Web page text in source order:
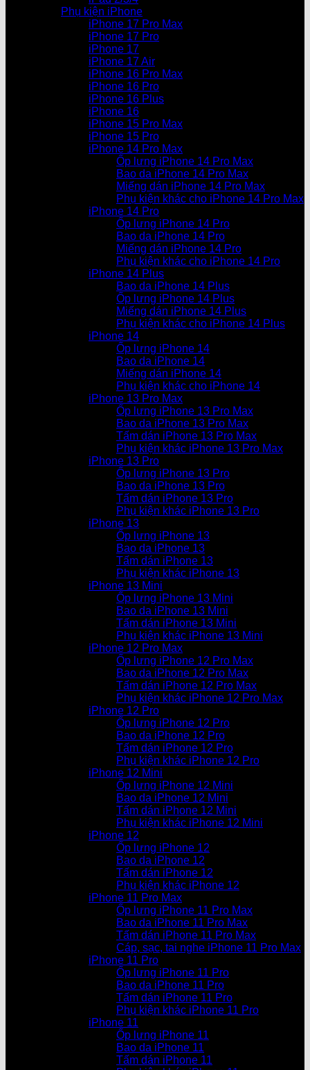
Phụ kiện iPhone
iPhone 17 Pro Max
iPhone 17 Pro
iPhone 17
iPhone 17 Air
iPhone 16 Pro Max
iPhone 16 Pro
iPhone 16 Plus
iPhone 16
iPhone 15 Pro Max
iPhone 15 Pro
iPhone 14 Pro Max
Ốp lưng iPhone 14 Pro Max
Bao da iPhone 14 Pro Max
Miếng dán iPhone 14 Pro Max
Phụ kiện khác cho iPhone 14 Pro Max
iPhone 14 Pro
Ốp lưng iPhone 14 Pro
Bao da iPhone 14 Pro
Miếng dán iPhone 14 Pro
Phụ kiện khác cho iPhone 14 Pro
iPhone 14 Plus
Bao da iPhone 14 Plus
Ốp lưng iPhone 14 Plus
Miếng dán iPhone 14 Plus
Phụ kiện khác cho iPhone 14 Plus
iPhone 14
Ốp lưng iPhone 14
Bao da iPhone 14
Miếng dán iPhone 14
Phụ kiện khác cho iPhone 14
iPhone 13 Pro Max
Ốp lưng iPhone 13 Pro Max
Bao da iPhone 13 Pro Max
Tấm dán iPhone 13 Pro Max
Phụ kiện khác iPhone 13 Pro Max
iPhone 13 Pro
Ốp lưng iPhone 13 Pro
Bao da iPhone 13 Pro
Tấm dán iPhone 13 Pro
Phụ kiện khác iPhone 13 Pro
iPhone 13
Ốp lưng iPhone 13
Bao da iPhone 13
Tấm dán iPhone 13
Phụ kiện khác iPhone 13
iPhone 13 Mini
Ốp lưng iPhone 13 Mini
Bao da iPhone 13 Mini
Tấm dán iPhone 13 Mini
Phụ kiện khác iPhone 13 Mini
iPhone 12 Pro Max
Ốp lưng iPhone 12 Pro Max
Bao da iPhone 12 Pro Max
Tấm dán iPhone 12 Pro Max
Phụ kiện khác iPhone 12 Pro Max
iPhone 12 Pro
Ốp lưng iPhone 12 Pro
Bao da iPhone 12 Pro
Tấm dán iPhone 12 Pro
Phụ kiện khác iPhone 12 Pro
iPhone 12 Mini
Ốp lưng iPhone 12 Mini
Bao da iPhone 12 Mini
Tấm dán iPhone 12 Mini
Phụ kiện khác iPhone 12 Mini
iPhone 12
Ốp lưng iPhone 12
Bao da iPhone 12
Tấm dán iPhone 12
Phụ kiện khác iPhone 12
iPhone 11 Pro Max
Ốp lưng iPhone 11 Pro Max
Bao da iPhone 11 Pro Max
Tấm dán iPhone 11 Pro Max
Cáp, sạc, tai nghe iPhone 11 Pro Max
iPhone 11 Pro
Ốp lưng iPhone 11 Pro
Bao da iPhone 11 Pro
Tấm dán iPhone 11 Pro
Phụ kiện khác iPhone 11 Pro
iPhone 11
Ốp lưng iPhone 11
Bao da iPhone 11
Tấm dán iPhone 11